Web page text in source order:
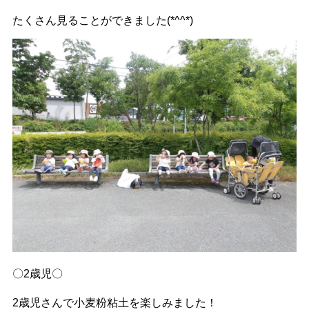
たくさん見ることができました(*^^*)
〇2歳児〇
2歳児さんで小麦粉粘土を楽しみました！